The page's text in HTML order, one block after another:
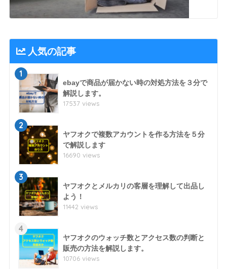
人気の記事
1
ebayで商品が届かない時の対処方法を３分で
解説します。
17537 views
2
ヤフオクで複数アカウントを作る方法を５分
で解説します
16690 views
3
ヤフオクとメルカリの客層を理解して出品し
よう！
11442 views
4
ヤフオクのウォッチ数とアクセス数の判断と
販売の方法を解説します。
10706 views